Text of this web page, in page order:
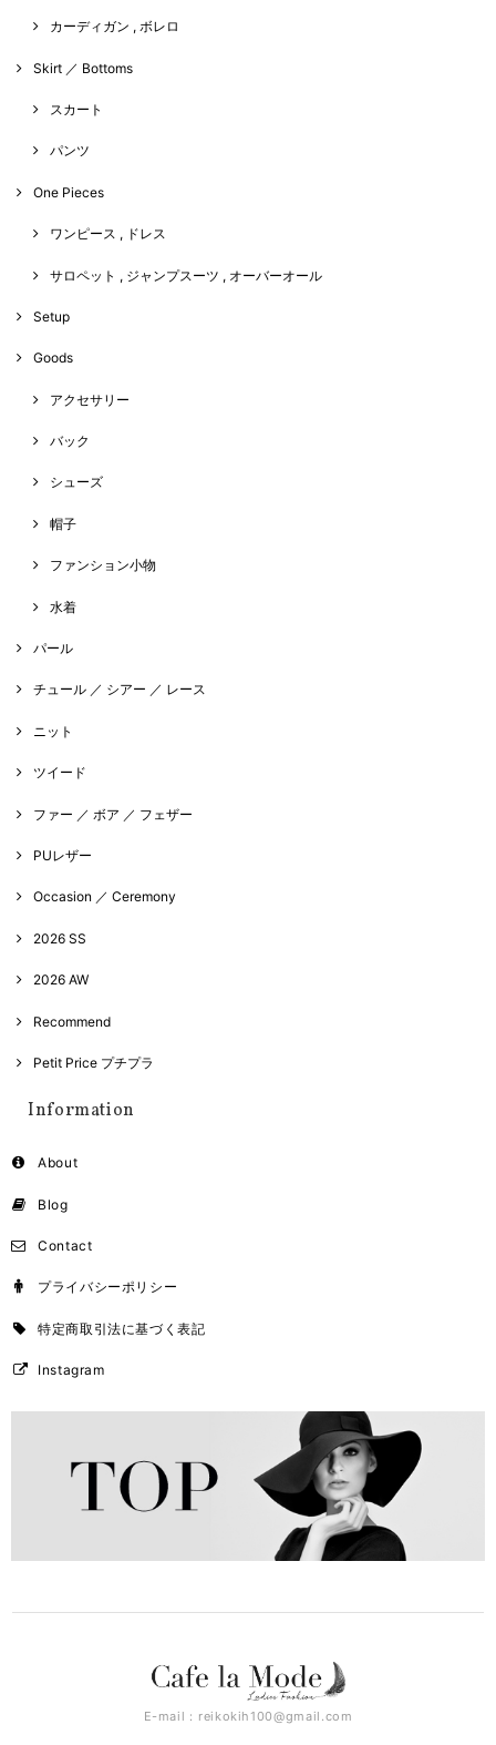
カーディガン , ボレロ
Skirt ／ Bottoms
スカート
パンツ
One Pieces
ワンピース , ドレス
サロペット , ジャンプスーツ , オーバーオール
Setup
Goods
アクセサリー
バック
シューズ
帽子
ファンション小物
水着
パール
チュール ／ シアー ／ レース
ニット
ツイード
ファー ／ ボア ／ フェザー
PUレザー
Occasion ／ Ceremony
2026 SS
2026 AW
Recommend
Petit Price プチプラ
Information
About
Blog
Contact
プライバシーポリシー
特定商取引法に基づく表記
Instagram
E-mail： reikokih100@gmail.com